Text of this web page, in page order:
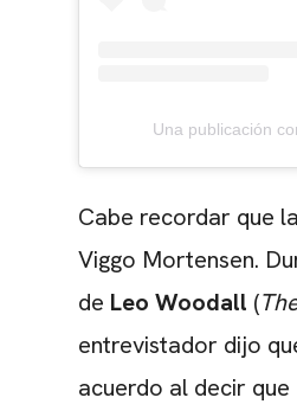
Una publicación
Cabe recordar que
Viggo Mortensen.
de Leo Woodall (
entrevistador dijo
acuerdo al decir que